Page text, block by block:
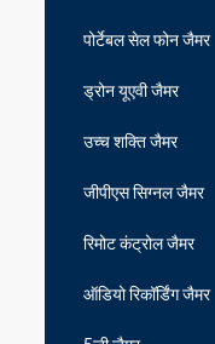
पोर्टेबल सेल फोन जैमर
ड्रोन यूएवी जैमर
उच्च शक्ति जैमर
जीपीएस सिग्नल जैमर
रिमोट कंट्रोल जैमर
ऑडियो रिकॉर्डिंग जैमर